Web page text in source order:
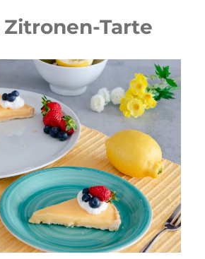
Tarte